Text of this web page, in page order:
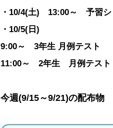
・10/4(土) 13:00～ 予習シ
・10/5(日)
9:00～ 3年生 月例テスト
11:00～ 2年生 月例テスト
今週(9/15～9/21)の配布物